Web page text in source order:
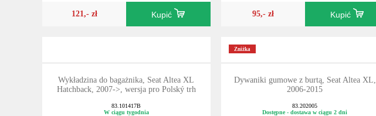
121,- zł Kupić 95,- zł Kupić
Wykładzina do bagażnika, Seat Altea XL
Hatchback, 2007->, wersja pro Polský trh
83.101417B
W ciągu tygodnia
Zniżka
Dywaniki gumowe z burtą, Seat Altea XL,
2006-2015
83.202005
Dostępne - dostawa w ciągu 2 dni